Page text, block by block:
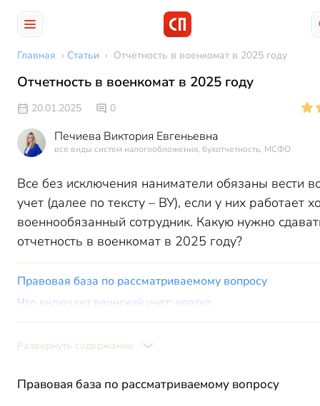
Главная › Статьи › Отчетность в военкомат в 2025 году
Отчетность в военкомат в 2025 году
20.01.2025 0
Печиева Виктория Евгеньевна
все виды систем налогообложения, бухотчетность, МСФО
Все без исключения наниматели обязаны вести
учет (далее по тексту – ВУ), если у них работает
военнообязанный сотрудник. Какую нужно
отчетность в военкомат в 2025 году?
Правовая база по рассматриваемому вопросу
Что включает воинский учет: кратко
Основная отчетность для военкомата
Ответственность компаний за нарушения
Развернуть содержание
Правовая база по рассматриваемому вопросу